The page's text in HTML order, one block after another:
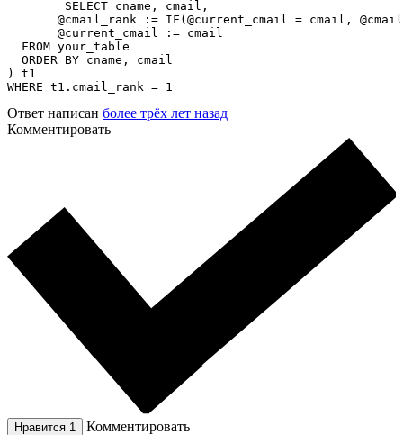
@cmail_rank := IF(@current_cmail = cmail,
       @current_cmail := cmail
  FROM your_table
  ORDER BY cname, cmail
) t1
WHERE t1.cmail_rank = 1
Ответ написан более трёх лет назад
Комментировать
Нравится 1 Комментировать